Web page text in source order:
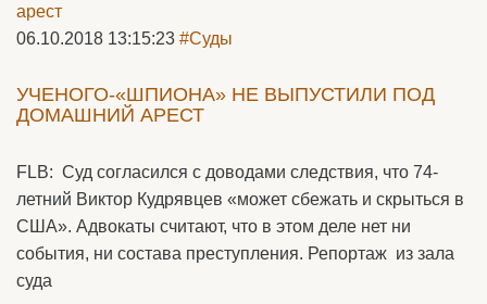
06.10.2018 13:15:23 #Суды
УЧЕНОГО-«ШПИОНА» НЕ ВЫПУСТИЛИ ПОД
ДОМАШНИЙ АРЕСТ
FLB: Суд согласился с доводами следствия, что 74-
летний Виктор Кудрявцев «может сбежать и скрыться в
США». Адвокаты считают, что в этом деле нет ни
события, ни состава преступления. Репортаж из зала
суда